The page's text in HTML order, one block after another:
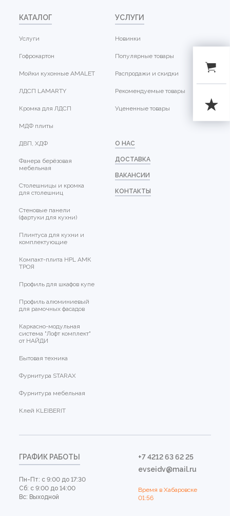
КАТАЛОГ
Услуги
Гофрокартон
Мойки кухонные AMALET
ЛДСП LAMARTY
Кромка для ЛДСП
МДФ плиты
ДВП, ХДФ
Фанера берёзовая
мебельная
Столешницы и кромка
для столешниц
Стеновые панели
(фартуки для кухни)
Плинтуса для кухни и
комплектующие
Компакт-плита HPL АМК
ТРОЯ
Профиль для шкафов купе
Профиль алюминиевый
для рамочных фасадов
Каркасно-модульная
система "Лофт комплект"
от НАЙДИ
Бытовая техника
Фурнитура STARAX
Фурнитура мебельная
Клей KLEIBERIT
УСЛУГИ
Новинки
Популярные товары
Распродажи и скидки
Рекомендуемые товары
Уцененные товары
О НАС
ДОСТАВКА
ВАКАНСИИ
КОНТАКТЫ
ГРАФИК РАБОТЫ
Пн-Пт: с 9:00 до 17:30
Сб: с 9:00 до 14:00
Вс: Выходной
+7 4212 63 62 25
evseidv@mail.ru
Время в Хабаровске
01:56